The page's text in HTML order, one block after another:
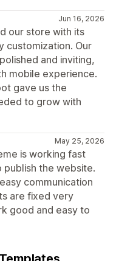
Jun 16, 2026
our store with its
customization. Our
and inviting,
mobile experience.
gave us the
to grow with
May 25, 2026
is working fast
publish the website.
communication
are fixed very
good and easy to